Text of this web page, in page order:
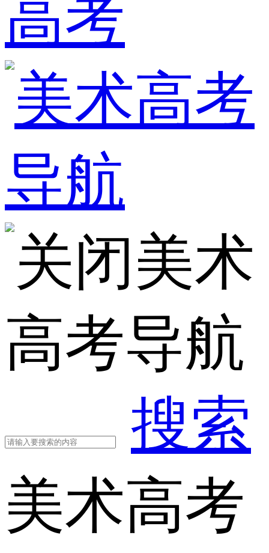
高考
美术
高考导航
搜索
美术高考